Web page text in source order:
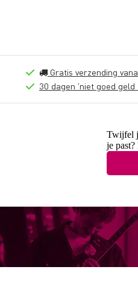
Gratis verzending
30 dagen 'niet goed
Twijfel
je